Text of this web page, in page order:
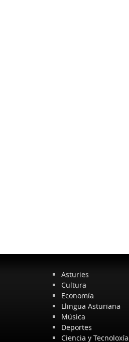
Asturies
Cultura
Economía
Llingua Asturiana
Música
Deportes
Ciencia y Tecnoloxía